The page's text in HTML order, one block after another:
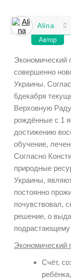
Alina
Автор
Экономический
совершенно
Украины.
6декабря
Верховную
рождённые с 1
достижению
обучение,
Согласно
природные
Украины,
постоянно
почувствовал,
решение, о
Экономический
Счёт,